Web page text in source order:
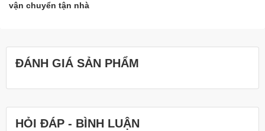
vận chuyển tận nhà
ĐÁNH GIÁ SẢN PHẨM
HỎI ĐÁP - BÌNH LUẬN